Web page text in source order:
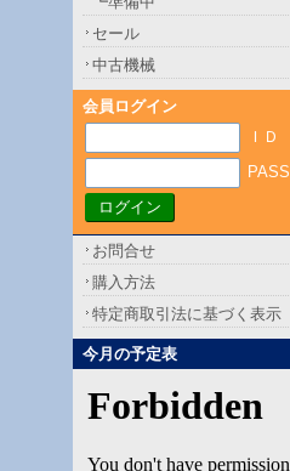
セール
中古機械
会員ログイン
ＩＤ
PASS
お問合せ
購入方法
特定商取引法に基づく表示
今月の予定表